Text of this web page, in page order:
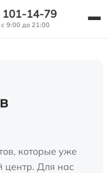
101-14-79
9:00 до 21:00
которые уже
центр. Для нас